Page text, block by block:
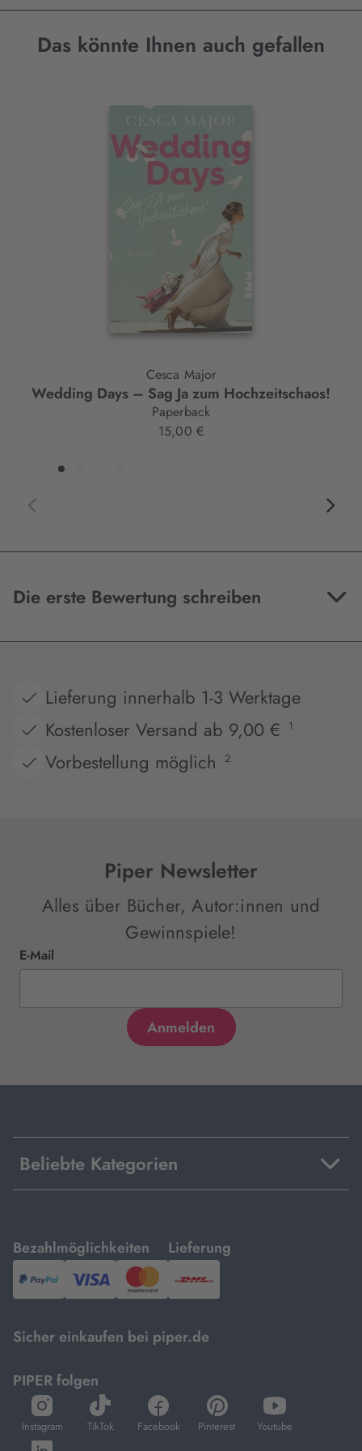
Das könnte Ihnen auch gefallen
Interaktives
Cesca Major
Wedding Days – Sag Ja zum Hochzeitschaos!
Paperback
15,00 €
Die erste Bewertung schreiben
Lieferung innerhalb 1-3 Werktage
Kostenloser Versand ab 9,00 €
1
Vorbestellung möglich 2
Piper Newsletter
Alles über Bücher, Autor:innen und
Gewinnspiele!
E-Mail
Beliebte Kategorien
Bezahlmöglichkeiten
mit
PayPal,Visa
und
Lieferung
mit
DHL.
Sicher einkaufen bei piper.de
PIPER folgen
Instagram
öffnet
in
neuem
TikTok
öffnet
in
Facebook
öffnet
in
Pinterest
öffnet
in
Youtube
öffnet
in
öffnet